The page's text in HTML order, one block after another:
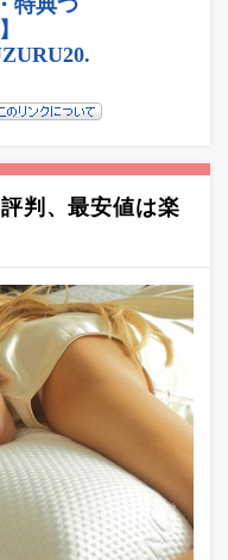
判、最安値は楽